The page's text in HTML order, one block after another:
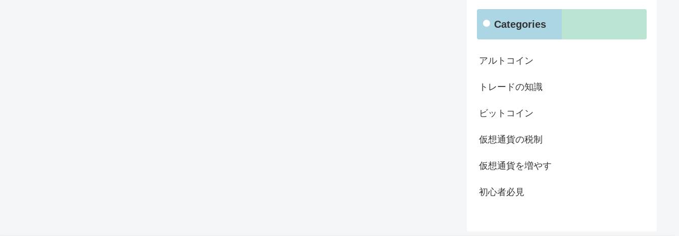
Categories
アルトコイン
トレードの知識
ビットコイン
仮想通貨の税制
仮想通貨を増やす
初心者必見